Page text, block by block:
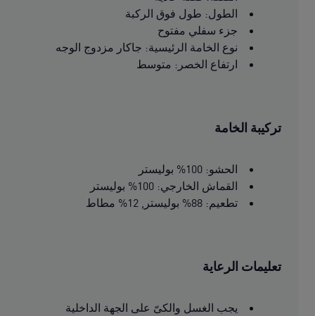
الطول: طول فوق الركبة
جزء سفلي مفتوح
نوع الخامة الرئيسية: جاكار مزدوج الوجه
ارتفاع الخصر: متوسط
تركيبة الخامة
الحشو: 100% بوليستر
القماش الخارجي: 100% بوليستر
تطعيم: 88% بوليستر, 12% مطاط
تعليمات الرعاية
يجب الغسل والكىّ على الجهة الداخلية